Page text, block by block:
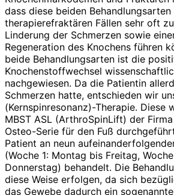
dass diese beiden
therapierefraktären Fällen sehr oft
Linderung der Schmerzen sowie
Regeneration des Knochens führen
beide Behandlungsarten ist die
Knochenstoffwechsel
nachgewiesen. Da die Patientin
Schmerzen hatte, entschieden wir
(Kernspinresonanz)-Therapie. Diese
MBST ASL (Arthro­SpinLift) der
Osteo-Serie für den Fuß
Patient an neun
(Woche 1: Montag bis Freitag,
Donnerstag) behandelt. Die
diese Weise erfolgen, da sich
das Gewebe dadurch ein